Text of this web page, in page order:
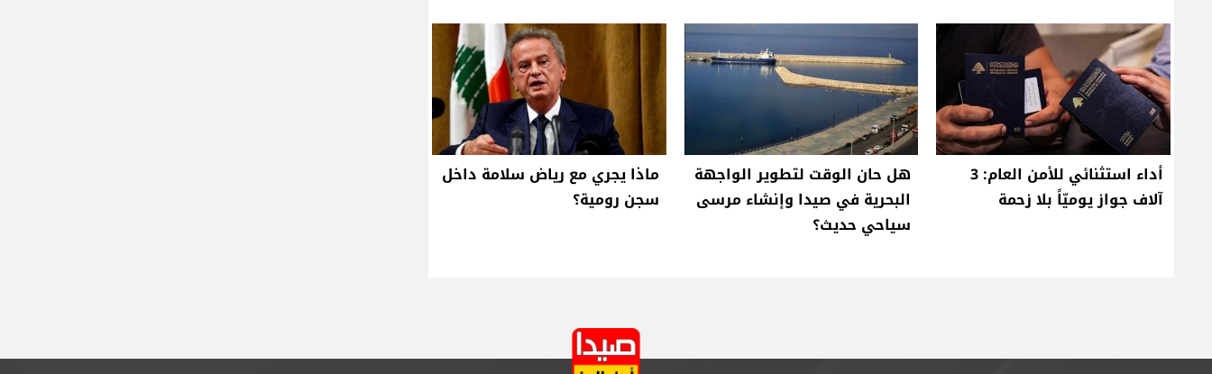
أداء استثنائي للأمن العام: 3
آلاف جواز يوميّاً بلا زحمة
هل حان الوقت لتطوير الواجهة
البحرية في صيدا وإنشاء مرسى
سياحي حديث؟
ماذا يجري مع رياض سلامة داخل
سجن رومية؟